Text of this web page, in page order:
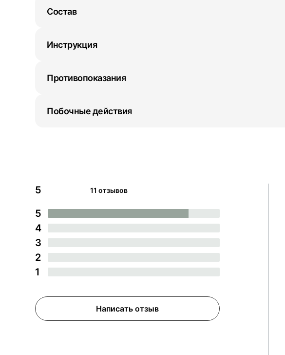
Состав
Инструкция
Противопоказания
Побочные действия
5 11 отзывов
5
4
3
2
1
Написать отзыв